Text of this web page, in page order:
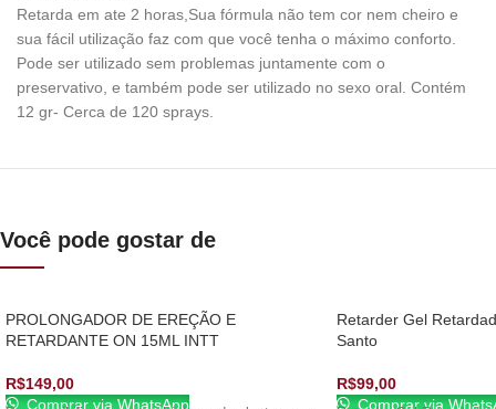
Retarda em ate 2 horas,Sua fórmula não tem cor nem cheiro e
sua fácil utilização faz com que você tenha o máximo conforto.
Pode ser utilizado sem problemas juntamente com o
preservativo, e também pode ser utilizado no sexo oral. Contém
12 gr- Cerca de 120 sprays.
Você pode gostar de
PROLONGADOR DE EREÇÃO E
RETARDANTE ON 15ML INTT
R$149,00
Comprar via WhatsApp
Retarder Gel
Santo
R$99,00
Comprar via